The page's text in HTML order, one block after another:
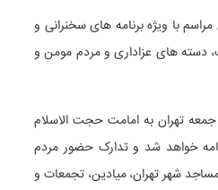
با ویژه برنامه های سخنرانی و
دسته های عزاداری و مردم مومن و
تهران به امامت حجت الاسلام
خواهد شد و تدارک حضور مردم
شهر تهران، میادین، تجمعات و